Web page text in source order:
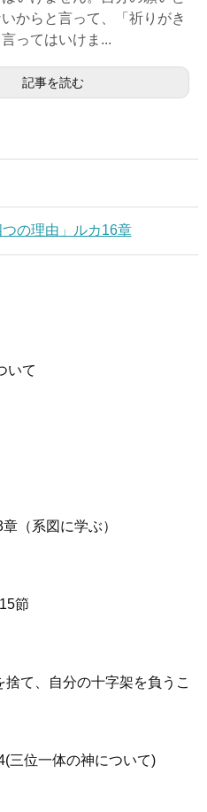
からと言って、「祈りがき
ってはいけま...
記事を読む
つの理由」ルカ16章
いて
（系図に学ぶ）
節
捨て、自分の十字架を負うこ
三位一体の神について)